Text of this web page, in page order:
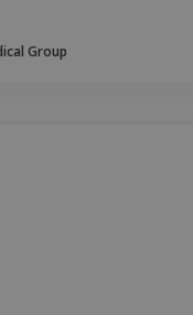
Group